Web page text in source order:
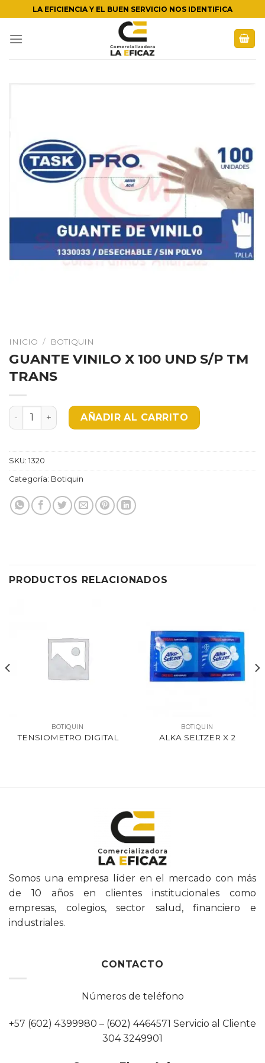
to
content
LA EFICIENCIA Y EL BUEN SERVICIO NOS IDENTIFICA
INICIO / BOTIQUIN
GUANTE VINILO X 100 UND S/P TM
TRANS
GUANTE VINILO X 100 UND S/P TM TRANS cantidad
AÑADIR AL CARRITO
SKU: 1320
Categoría: Botiquin
PRODUCTOS RELACIONADOS
BOTIQUIN
TENSIOMETRO DIGITAL
BOTIQUIN
ALKA SELTZER X 2
Somos una empresa líder en el mercado con más
de 10 años en clientes institucionales como
empresas, colegios, sector salud, financiero e
industriales.
CONTACTO
Números de teléfono
+57 (602) 4399980 – (602) 4464571 Servicio al Cliente
304 3249901